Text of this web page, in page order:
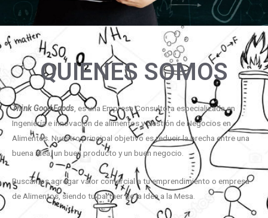
QUIENES SOMOS
Think Good Foods , es una Empresa Consultora especializada en
Ingeniería e innovación de alimentos y Gestión de Negocios en
Alimentos. Nuestro principal objetivo es reducir la brecha entre una
buena idea, un buen producto y un buen negocio.
Buscamos agregar valor comercial a tu emprendimiento o empresa
de Alimentos, siendo tu partner de la Idea a la Mesa.